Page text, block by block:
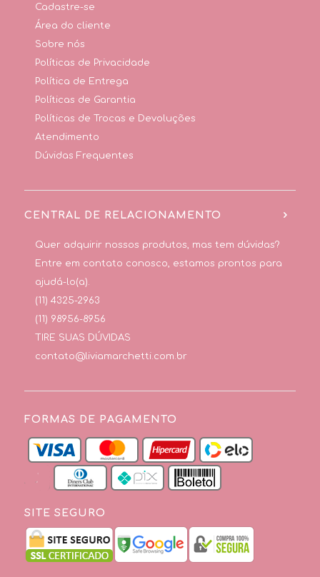
Cadastre-se
Área do cliente
Sobre nós
Políticas de Privacidade
Política de Entrega
Políticas de Garantia
Políticas de Trocas e Devoluções
Atendimento
Dúvidas Frequentes
CENTRAL DE RELACIONAMENTO
Quer adquirir nossos produtos, mas tem dúvidas?
Entre em contato conosco, estamos prontos para
ajudá-lo(a).
(11) 4325-2963
(11) 98956-8956
TIRE SUAS DÚVIDAS
contato@liviamarchetti.com.br
FORMAS DE PAGAMENTO
SITE SEGURO